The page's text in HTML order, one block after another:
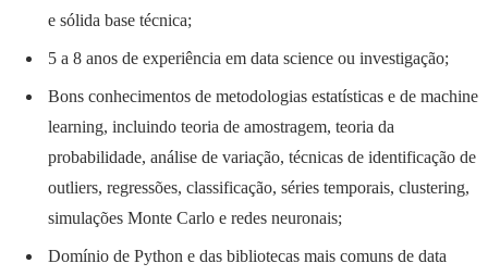
e sólida base técnica;
5 a 8 anos de experiência em data science ou investigação;
Bons conhecimentos de metodologias estatísticas e de machine
learning, incluindo teoria de amostragem, teoria da
probabilidade, análise de variação, técnicas de identificação de
outliers, regressões, classificação, séries temporais, clustering,
simulações Monte Carlo e redes neuronais;
Domínio de Python e das bibliotecas mais comuns de data